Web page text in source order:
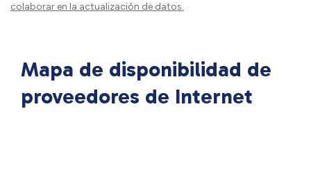
colaborar en la actualización de datos.
Mapa de disponibilidad de
proveedores de Internet